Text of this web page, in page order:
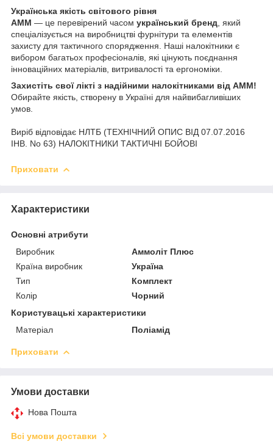
Українська якість світового рівня
AMM — це перевірений часом український бренд , який
спеціалізується на виробництві фурнітури та елементів
захисту для тактичного спорядження. Наші налокітники є
вибором багатьох професіоналів, які цінують поєднання
інноваційних матеріалів, витривалості та ергономіки.
Захистіть свої лікті з надійними налокітниками від AMM!
Обирайте якість, створену в Україні для найвибагливіших
умов.
Виріб відповідає НЛТБ (ТЕХНІЧНИЙ ОПИС ВІД 07.07.2016
ІНВ. No 63) НАЛОКІТНИКИ ТАКТИЧНІ БОЙОВІ
Приховати
Характеристики
Основні атрибути
Виробник
Аммоліт Плюс
Країна виробник
Україна
Тип
Комплект
Колір
Чорний
Користувацькі характеристики
Матеріал
Поліамід
Приховати
Умови доставки
Нова Пошта
Всі умови доставки